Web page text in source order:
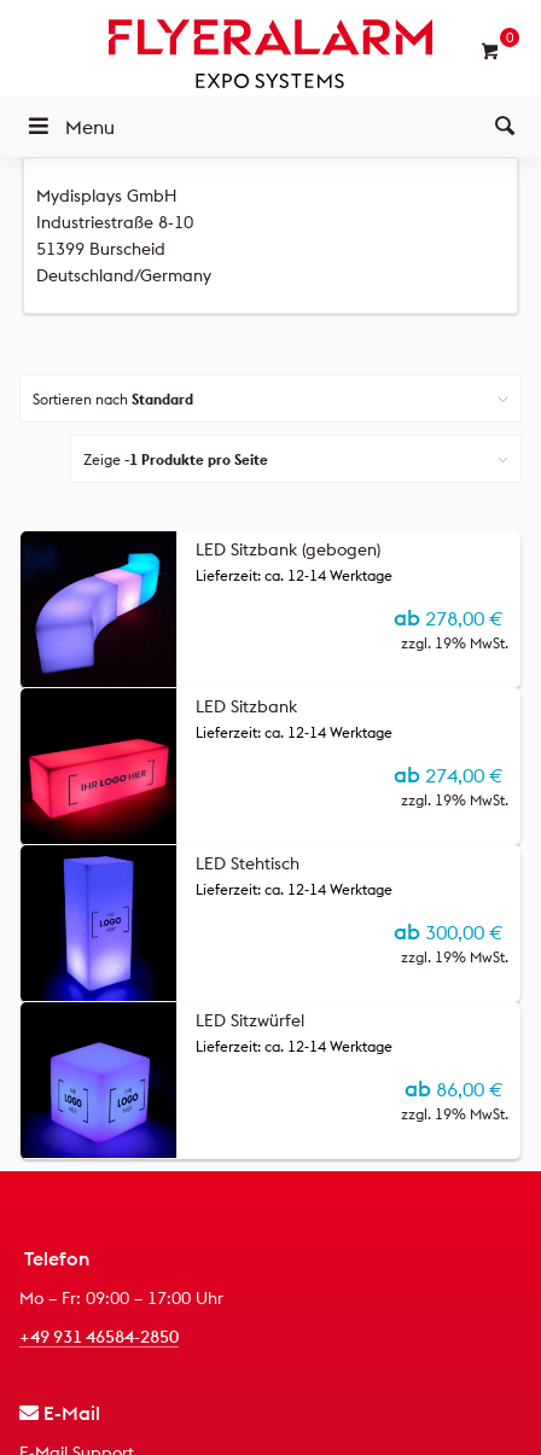
0
Menu
Mydisplays GmbH
Industriestraße 8-10
51399 Burscheid
Deutschland/Germany
Sortieren nach Standard
Zeige -1 Produkte pro Seite
LED Sitzbank (gebogen)
ab 278,00 €
zzgl. 19% MwSt.
Lieferzeit: ca. 12-14 Werktage
LED Sitzbank
ab 274,00 €
zzgl. 19% MwSt.
Lieferzeit: ca. 12-14 Werktage
LED Stehtisch
ab 300,00 €
zzgl. 19% MwSt.
Lieferzeit: ca. 12-14 Werktage
LED Sitzwürfel
ab 86,00 €
zzgl. 19% MwSt.
Lieferzeit: ca. 12-14 Werktage
Telefon
Mo – Fr: 09:00 – 17:00 Uhr
+49 931 46584-2850
E-Mail